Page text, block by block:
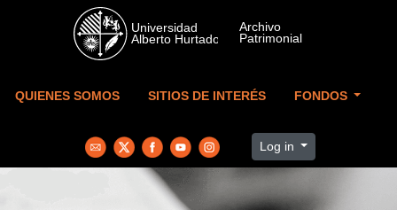
Skip to main content
QUIENES SOMOS SITIOS DE INTERÉS FONDOS
Log in